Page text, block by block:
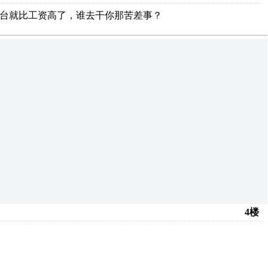
就比工资高了，谁去干你那苦差事？
4楼